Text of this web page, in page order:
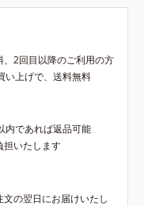
2回目以降のご利用の方
い上げで、送料無料
内であれば返品可能
いたします
の翌日にお届けいたし